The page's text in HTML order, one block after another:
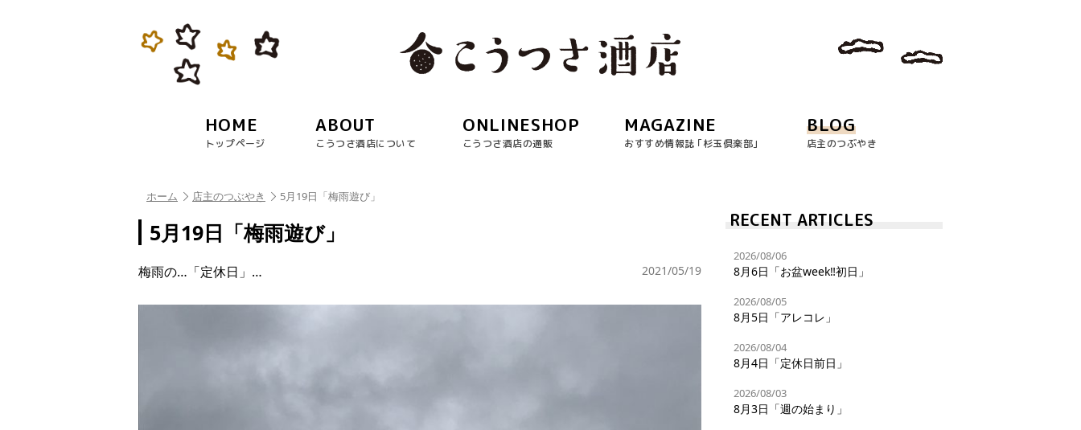
HOME
トップページ
ABOUT
こうつさ酒店について
ONLINESHOP
こうつさ酒店の通販
MAGAZINE
おすすめ情報誌 ｢杉玉倶楽部｣
BLOG
店主のつぶやき
ホーム 店主のつぶやき 5月19日「梅雨遊び」
5月19日「梅雨遊び」
2021/05/19
梅雨の…「定休日」…
RECENT ARTICLES
2026/08/06
8月6日「お盆week‼︎初日」
2026/08/05
8月5日「アレコレ」
2026/08/04
8月4日「定休日前日」
2026/08/03
8月3日「週の始まり」